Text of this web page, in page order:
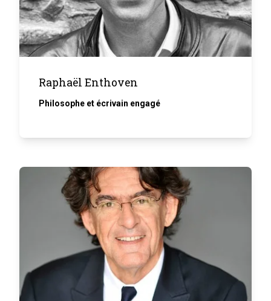
Raphaël Enthoven
Philosophe et écrivain engagé